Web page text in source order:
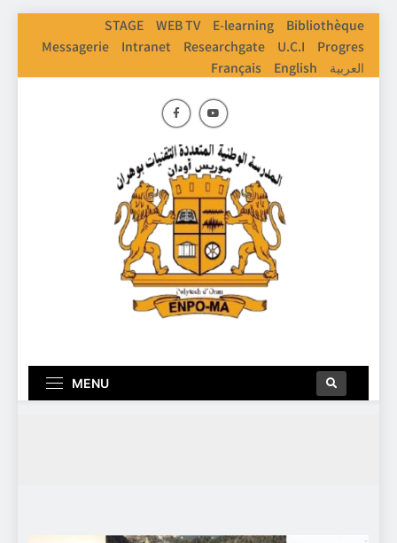
STAGE WEB TV E-learning
Bibliothèque
Messagerie
Intranet Researchgate U.C.I
Progres
Français
English العربية
MENU